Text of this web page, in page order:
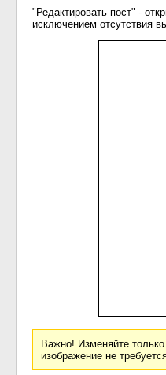
"Редактировать пост" -
исключением отсутствия
Важно! Изменяйте
изображение не